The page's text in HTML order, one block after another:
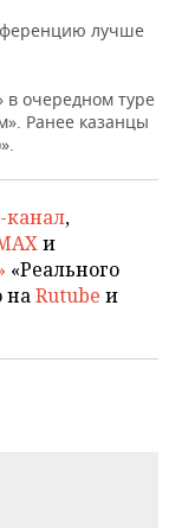
лучше
в очередном туре
Ранее казанцы
канал,
и
«Реального
наRutube и